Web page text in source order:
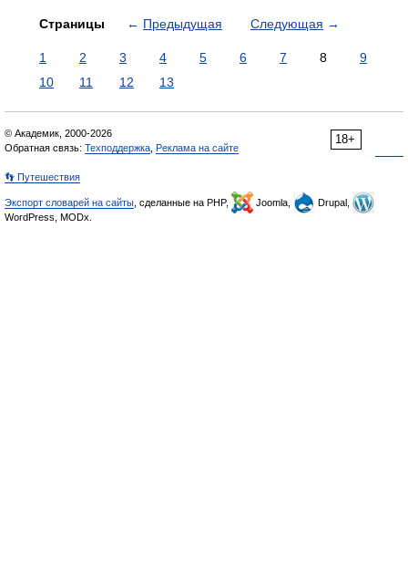
Страницы ← Предыдущая Следующая →
1 2 3 4 5 6 7 8
9
10
11 12 13
18+
© Академик, 2000-2026
Обратная связь: Техподдержка Реклама на сайте
👣 Путешествия
Экспорт словарей на сайты , сделанные на PHP, Joomla,
Drupal,
WordPress, MODx.